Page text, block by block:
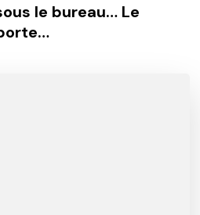
le bureau… Le